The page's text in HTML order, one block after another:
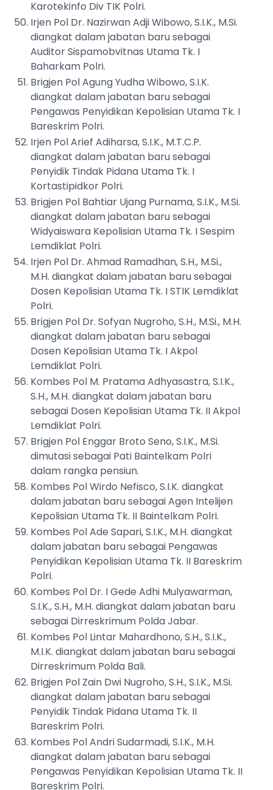
Karotekinfo Div TIK Polri.
Irjen Pol Dr. Nazirwan Adji Wibowo, S.I.K., M.Si.
diangkat dalam jabatan baru sebagai
Auditor Sispamobvitnas Utama Tk. I
Baharkam Polri.
Brigjen Pol Agung Yudha Wibowo, S.I.K.
diangkat dalam jabatan baru sebagai
Pengawas Penyidikan Kepolisian Utama Tk. I
Bareskrim Polri.
Irjen Pol Arief Adiharsa, S.I.K., M.T.C.P.
diangkat dalam jabatan baru sebagai
Penyidik Tindak Pidana Utama Tk. I
Kortastipidkor Polri.
Brigjen Pol Bahtiar Ujang Purnama, S.I.K., M.Si.
diangkat dalam jabatan baru sebagai
Widyaiswara Kepolisian Utama Tk. I Sespim
Lemdiklat Polri.
Irjen Pol Dr. Ahmad Ramadhan, S.H., M.Si.,
M.H. diangkat dalam jabatan baru sebagai
Dosen Kepolisian Utama Tk. I STIK Lemdiklat
Polri.
Brigjen Pol Dr. Sofyan Nugroho, S.H., M.Si., M.H.
diangkat dalam jabatan baru sebagai
Dosen Kepolisian Utama Tk. I Akpol
Lemdiklat Polri.
Kombes Pol M. Pratama Adhyasastra, S.I.K.,
S.H., M.H. diangkat dalam jabatan baru
sebagai Dosen Kepolisian Utama Tk. II Akpol
Lemdiklat Polri.
Brigjen Pol Enggar Broto Seno, S.I.K., M.Si.
dimutasi sebagai Pati Baintelkam Polri
dalam rangka pensiun.
Kombes Pol Wirdo Nefisco, S.I.K. diangkat
dalam jabatan baru sebagai Agen Intelijen
Kepolisian Utama Tk. II Baintelkam Polri.
Kombes Pol Ade Sapari, S.I.K., M.H. diangkat
dalam jabatan baru sebagai Pengawas
Penyidikan Kepolisian Utama Tk. II Bareskrim
Polri.
Kombes Pol Dr. I Gede Adhi Mulyawarman,
S.I.K., S.H., M.H. diangkat dalam jabatan baru
sebagai Dirreskrimum Polda Jabar.
Kombes Pol Lintar Mahardhono, S.H., S.I.K.,
M.I.K. diangkat dalam jabatan baru sebagai
Dirreskrimum Polda Bali.
Brigjen Pol Zain Dwi Nugroho, S.H., S.I.K., M.Si.
diangkat dalam jabatan baru sebagai
Penyidik Tindak Pidana Utama Tk. II
Bareskrim Polri.
Kombes Pol Andri Sudarmadi, S.I.K., M.H.
diangkat dalam jabatan baru sebagai
Pengawas Penyidikan Kepolisian Utama Tk. II
Bareskrim Polri.